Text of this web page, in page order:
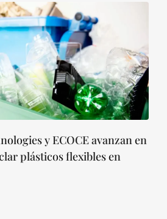
y ECOCE avanzan en
plásticos flexibles en